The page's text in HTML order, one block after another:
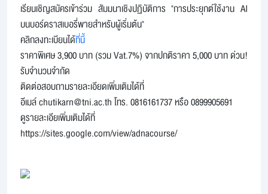
เรียนเชิญสมัครเข้าร่วม สัมมนาเชิงปฏิบัติการ "การประยุกต์ใช้งาน AI
บนบอร์ดราสเบอรี่พายสำหรับผู้เริ่มต้น"
คลิกลงทะเบียนได้ที่นี้
ราคาพิเศษ 3,900 บาท (รวม Vat.7%) จากปกติราคา 5,000 บาท ด่วน!
รับจำนวนจำกัด
ติดต่อสอบถามรายละเอียดเพิ่มเติมได้ที่
อีเมล์ chutikarn@tni.ac.th โทร. 0816161737 หรือ 0899905691
ดูรายละเอียเพิ่มเติมได้ที่
https://sites.google.com/view/adnacourse/